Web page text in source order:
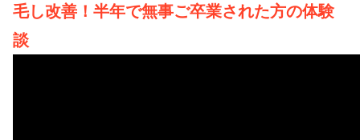
毛し改善！半年で無事ご卒業された方の体験
談